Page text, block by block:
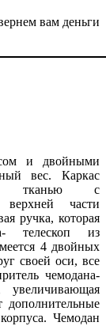
вам деньги
и двойными
вес. Каркас
тканью с
части
ручка, которая
телескоп из
4 двойных
своей оси, все
чемодана-
Чемодан